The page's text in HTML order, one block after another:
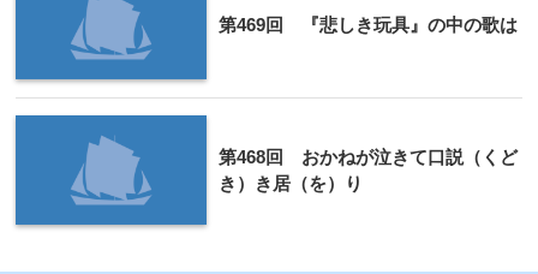
第469回 『悲しき玩具』の中の歌は
第468回 おかねが泣きて口説（くど
き）き居（を）り